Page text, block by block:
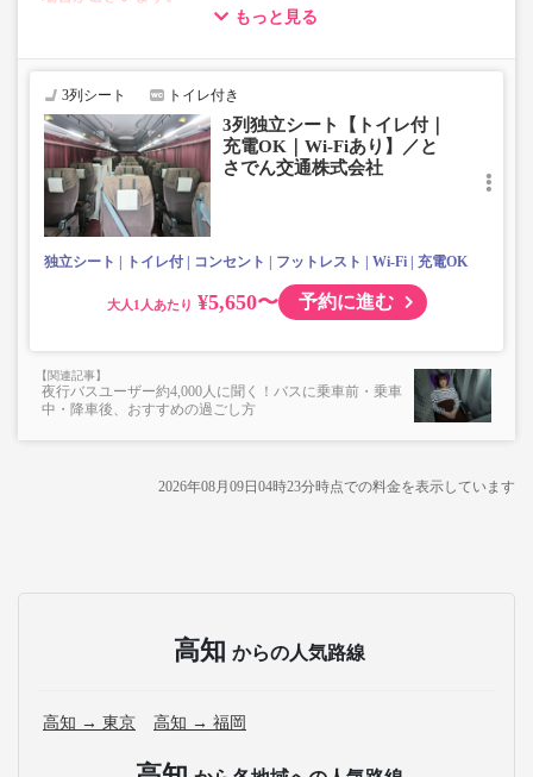
いません。
もっと見る
3列シート トイレ付き
3列独立シート【トイレ付｜
充電OK｜Wi-Fiあり】／と
さでん交通株式会社
独立シート トイレ付 コンセント フットレスト Wi-Fi 充電OK
大人 ¥5,650〜 予約に進む
夜行バスユーザー約4,000人に聞く！バスに乗車前・乗車
中・降車後、おすすめの過ごし方
2026年08月09日04時23分時点での料金を表示しています
高知 からの人気路線
高知 → 東京 高知 → 福岡